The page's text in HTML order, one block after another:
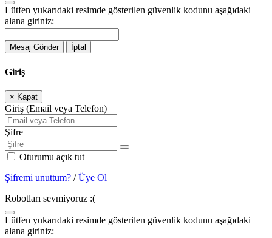
Lütfen yukarıdaki resimde gösterilen güvenlik kodunu aşağıdaki
alana giriniz:
Mesaj Gönder İptal
Giriş
× Kapat
Giriş (Email veya Telefon)
Şifre
Oturumu açık tut
Şifremi unuttum? /Üye Ol
Robotları sevmiyoruz :(
Lütfen yukarıdaki resimde gösterilen güvenlik kodunu aşağıdaki
alana giriniz: